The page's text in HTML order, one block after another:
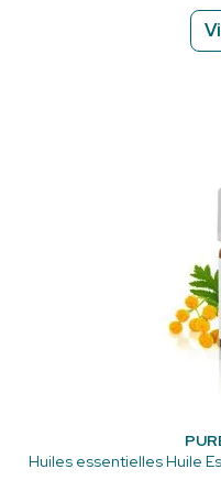
Huiles essentielles Huile